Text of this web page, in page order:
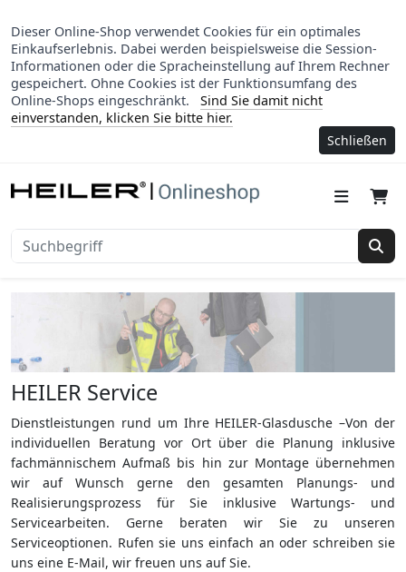
Dieser Online-Shop verwendet Cookies für ein optimales
Einkaufserlebnis. Dabei werden beispielsweise die Session-
Informationen oder die Spracheinstellung auf Ihrem Rechner
gespeichert. Ohne Cookies ist der Funktionsumfang des
Online-Shops eingeschränkt.
Sind Sie damit nicht
einverstanden, klicken Sie bitte hier.
Schließen
HEILER Service
Dienstleistungen rund um Ihre HEILER-Glasdusche –Von der
individuellen Beratung vor Ort über die Planung inklusive
fachmännischem Aufmaß bis hin zur Montage übernehmen
wir auf Wunsch gerne den gesamten Planungs- und
Realisierungsprozess für Sie inklusive Wartungs- und
Servicearbeiten. Gerne beraten wir Sie zu unseren
Serviceoptionen. Rufen sie uns einfach an oder schreiben sie
uns eine E-Mail, wir freuen uns auf Sie.